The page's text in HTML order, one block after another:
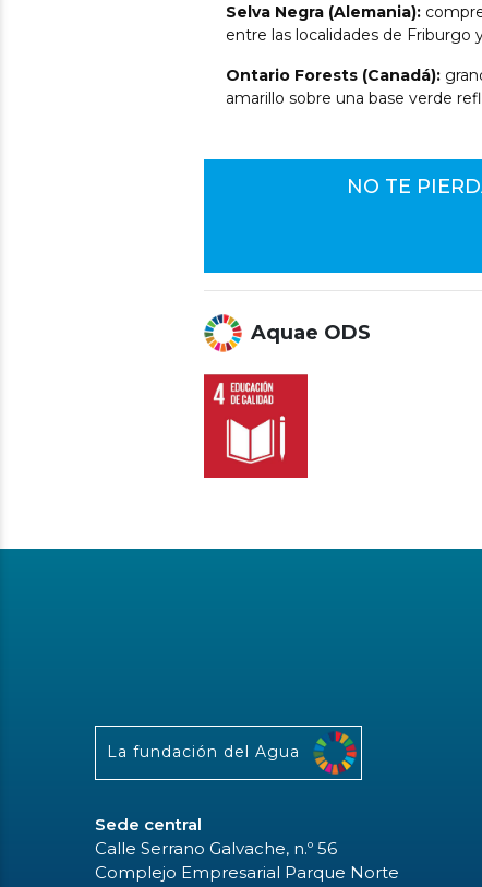
Selva Negra (Alemania):
entre las localidades de Friburgo
Ontario Forests (Canadá):
amarillo sobre una base verde
NO TE
Aquae ODS
La fundación del Agua
Sede central
Calle Serrano Galvache, n.º 56
Complejo Empresarial Parque Norte